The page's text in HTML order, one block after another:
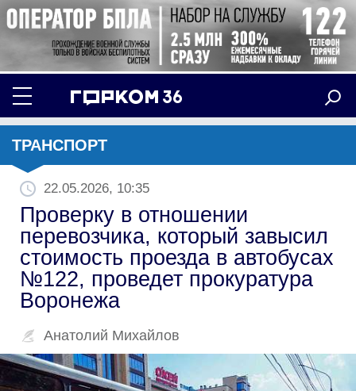
ТРАНСПОРТ
22.05.2026, 10:35
Проверку в отношении
перевозчика, который завысил
стоимость проезда в автобусах
№122, проведет прокуратура
Воронежа
Анатолий Михайлов